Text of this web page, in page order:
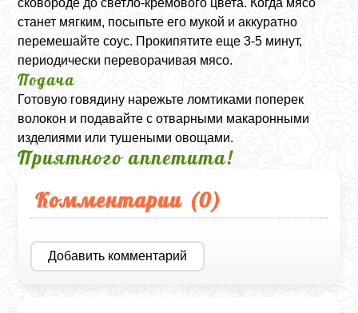
сковороде до светло-кремового цвета. Когда мясо
станет мягким, посыпьте его мукой и аккуратно
перемешайте соус. Прокипятите еще 3-5 минут,
периодически переворачивая мясо.
Подача
Готовую говядину нарежьте ломтиками поперек
волокон и подавайте с отварными макаронными
изделиями или тушеными овощами.
Приятного аппетита!
Комментарии (0)
Добавить комментарий